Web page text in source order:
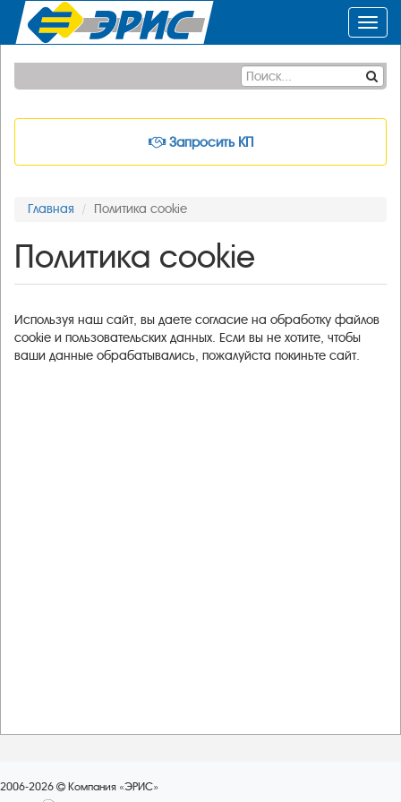
Запросить КП
Главная Политика cookie
Политика cookie
Используя наш сайт, вы даете согласие на обработку файлов
cookie и пользовательских данных. Если вы не хотите, чтобы
ваши данные обрабатывались, пожалуйста покиньте сайт.
2006-2026 Компания «ЭРИС»